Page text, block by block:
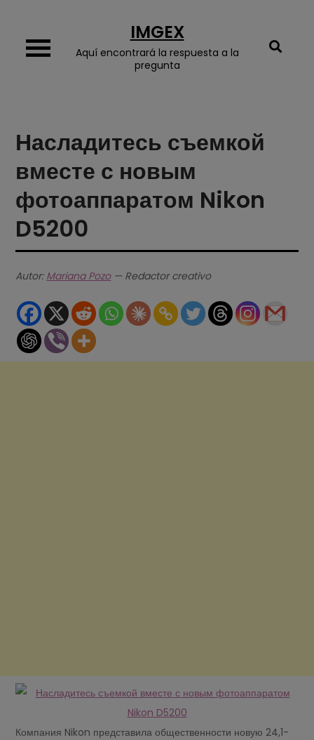
content
IMGEX
Aquí encontrará la respuesta a la
pregunta
Насладитесь съемкой
вместе с новым
фотоаппаратом Nikon
D5200
Autor: Mariana Pozo— Redactor creativo
Компания Nikon представила общественности новую 24,1-